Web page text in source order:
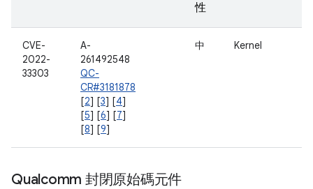
性
CVE-
2022-
33303
A-
261492548
QC-
CR#3181878
[2] [3] [4]
[5] [6] [7]
[8] [9]
中 Kernel
Qualcomm 封閉原始碼元件